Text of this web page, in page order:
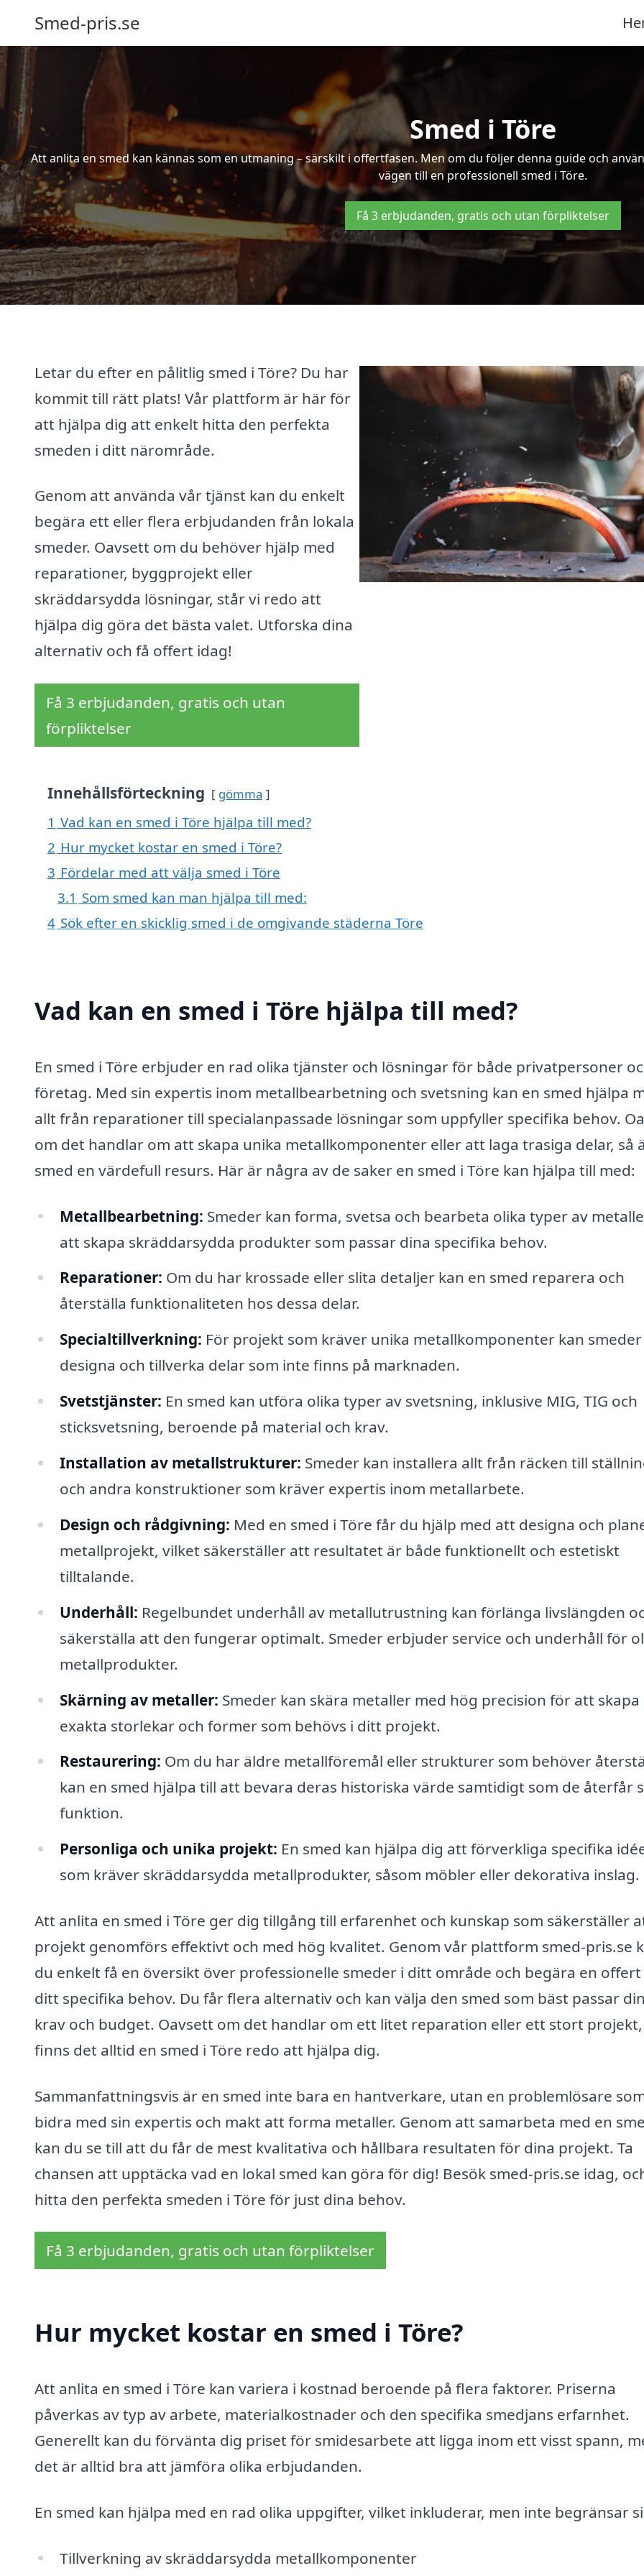
Smed-pris.se
Smed i Töre
Att anlita en smed kan kännas som en utmaning – särskilt i offertfasen. Men om du följer denna guide och
vägen till en professionell smed i Töre.
Få 3 erbjudanden, gratis och utan förpliktelser
Letar du efter en pålitlig smed i Töre? Du har
kommit till rätt plats! Vår plattform är här för
att hjälpa dig att enkelt hitta den perfekta
smeden i ditt närområde.
Genom att använda vår tjänst kan du enkelt
begära ett eller flera erbjudanden från lokala
smeder. Oavsett om du behöver hjälp med
reparationer, byggprojekt eller
skräddarsydda lösningar, står vi redo att
hjälpa dig göra det bästa valet. Utforska dina
alternativ och få offert idag!
Få 3 erbjudanden, gratis och utan
förpliktelser
Innehållsförteckning gömma
1 Vad kan en smed i Töre hjälpa till med?
2 Hur mycket kostar en smed i Töre?
3 Fördelar med att välja smed i Töre
3.1 Som smed kan man hjälpa till med:
4 Sök efter en skicklig smed i de omgivande städerna Töre
Vad kan en smed i Töre hjälpa till med?
En smed i Töre erbjuder en rad olika tjänster och lösningar för både privatpersoner
företag. Med sin expertis inom metallbearbetning och svetsning kan en smed hjälpa
allt från reparationer till specialanpassade lösningar som uppfyller specifika behov.
om det handlar om att skapa unika metallkomponenter eller att laga trasiga delar, så
smed en värdefull resurs. Här är några av de saker en smed i Töre kan hjälpa till med:
Metallbearbetning: Smeder kan forma, svetsa och bearbeta olika typer av
att skapa skräddarsydda produkter som passar dina specifika behov.
Reparationer: Om du har krossade eller slita detaljer kan en smed reparera och
återställa funktionaliteten hos dessa delar.
Specialtillverkning: För projekt som kräver unika metallkomponenter kan smeder
designa och tillverka delar som inte finns på marknaden.
Svetstjänster: En smed kan utföra olika typer av svetsning, inklusive MIG, TIG och
sticksvetsning, beroende på material och krav.
Installation av metallstrukturer: Smeder kan installera allt från räcken till
och andra konstruktioner som kräver expertis inom metallarbete.
Design och rådgivning: Med en smed i Töre får du hjälp med att designa och
metallprojekt, vilket säkerställer att resultatet är både funktionellt och estetiskt
tilltalande.
Underhåll: Regelbundet underhåll av metallutrustning kan förlänga livslängden
säkerställa att den fungerar optimalt. Smeder erbjuder service och underhåll för
metallprodukter.
Skärning av metaller: Smeder kan skära metaller med hög precision för att skapa
exakta storlekar och former som behövs i ditt projekt.
Restaurering: Om du har äldre metallföremål eller strukturer som behöver
kan en smed hjälpa till att bevara deras historiska värde samtidigt som de återfår
funktion.
Personliga och unika projekt: En smed kan hjälpa dig att förverkliga specifika
som kräver skräddarsydda metallprodukter, såsom möbler eller dekorativa inslag.
Att anlita en smed i Töre ger dig tillgång till erfarenhet och kunskap som säkerställer
projekt genomförs effektivt och med hög kvalitet. Genom vår plattform smed-pris.se
du enkelt få en översikt över professionelle smeder i ditt område och begära en
ditt specifika behov. Du får flera alternativ och kan välja den smed som bäst passar
krav och budget. Oavsett om det handlar om ett litet reparation eller ett stort projekt,
finns det alltid en smed i Töre redo att hjälpa dig.
Sammanfattningsvis är en smed inte bara en hantverkare, utan en problemlösare
bidra med sin expertis och makt att forma metaller. Genom att samarbeta med en
kan du se till att du får de mest kvalitativa och hållbara resultaten för dina projekt. Ta
chansen att upptäcka vad en lokal smed kan göra för dig! Besök smed-pris.se idag,
hitta den perfekta smeden i Töre för just dina behov.
Få 3 erbjudanden, gratis och utan förpliktelser
Hur mycket kostar en smed i Töre?
Att anlita en smed i Töre kan variera i kostnad beroende på flera faktorer. Priserna
påverkas av typ av arbete, materialkostnader och den specifika smedjans erfarnhet.
Generellt kan du förvänta dig priset för smidesarbete att ligga inom ett visst spann,
det är alltid bra att jämföra olika erbjudanden.
En smed kan hjälpa med en rad olika uppgifter, vilket inkluderar, men inte begränsar
Tillverkning av skräddarsydda metallkomponenter